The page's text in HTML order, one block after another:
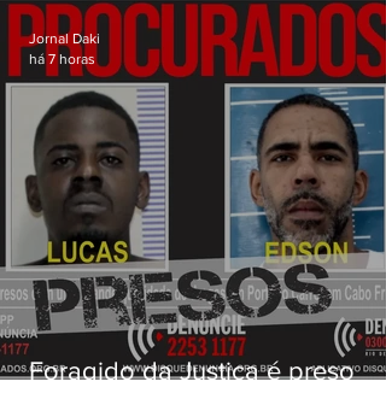
Foragido da Justiça é preso
Jornal Daki
há 7 horas